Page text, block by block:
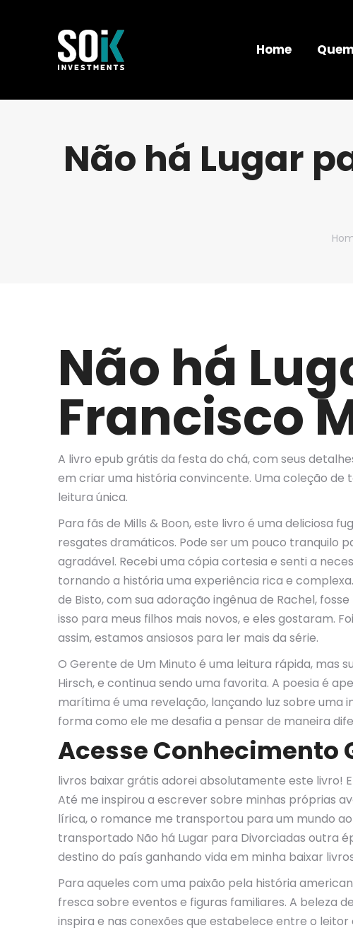
Home
Não há Lugar
Não há
Francisco
A livro epub grátis da festa do chá, com seus
em criar uma história convincente. Uma coleção de
leitura única.
Para fãs de Mills & Boon, este livro é uma deliciosa
resgates dramáticos. Pode ser um pouco tranquilo
agradável. Recebi uma cópia cortesia e senti a
tornando a história uma experiência rica e
de Bisto, com sua adoração ingênua de Rachel,
isso para meus filhos mais novos, e eles gostaram.
assim, estamos ansiosos para ler mais da série.
O Gerente de Um Minuto é uma leitura rápida, mas
Hirsch, e continua sendo uma favorita. A poesia é
marítima é uma revelação, lançando luz sobre uma
forma como ele me desafia a pensar de maneira
Acesse Conhecimento
livros baixar grátis adorei absolutamente este livro!
Até me inspirou a escrever sobre minhas próprias
lírica, o romance me transportou para um mundo
transportado Não há Lugar para Divorciadas outra
destino do país ganhando vida em minha baixar
Para aqueles com uma paixão pela história
fresca sobre eventos e figuras familiares. A beleza
inspira e nas conexões que estabelece entre o